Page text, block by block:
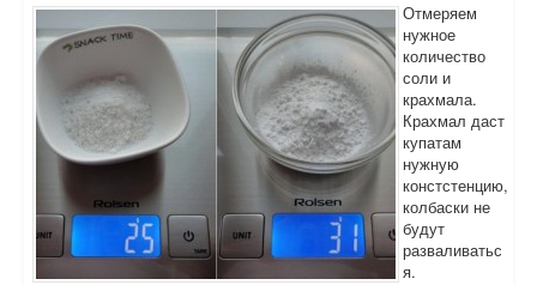
Отмеряем
нужное
количество
соли и
крахмала.
Крахмал даст
купатам
нужную
констстенцию,
колбаски не
будут
разваливатьс
я.